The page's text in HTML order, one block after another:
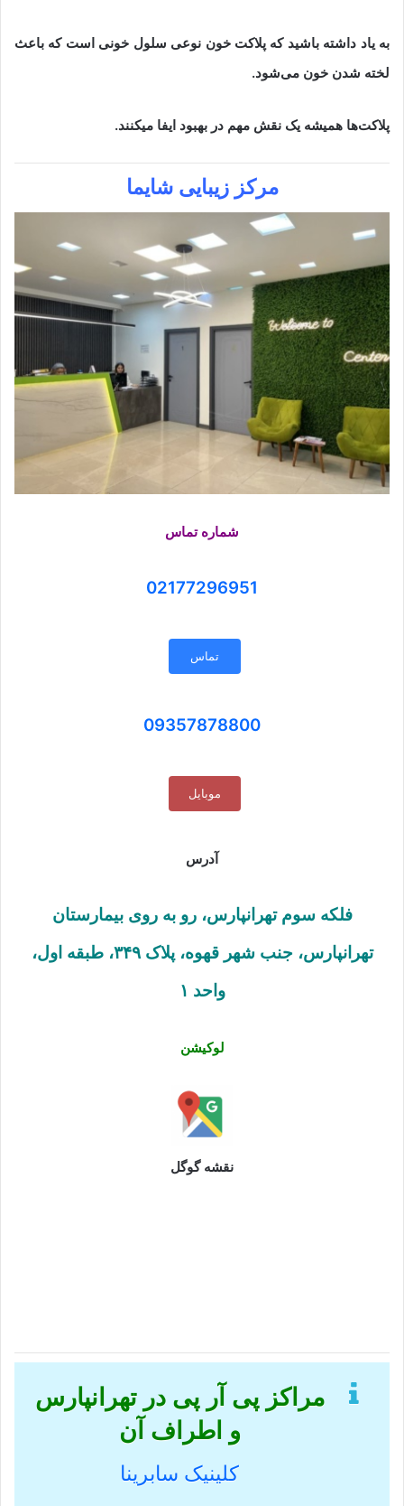
به یاد داشته باشید که پلاکت خون نوعی سلول خونی است که باعث
لخته شدن خون می‌شود.
پلاکت‌ها همیشه یک نقش مهم در بهبود ایفا میکنند.
مرکز زیبایی شایما
شماره تماس
02177296951
تماس
09357878800
موبایل
آدرس
فلکه سوم تهرانپارس، رو به روی بیمارستان
تهرانپارس، جنب شهر قهوه، پلاک ۳۴۹، طبقه اول،
واحد ۱
لوکیشن
نقشه گوگل
مراکز پی آر پی در تهرانپارس
و اطراف آن
کلینیک سابرینا